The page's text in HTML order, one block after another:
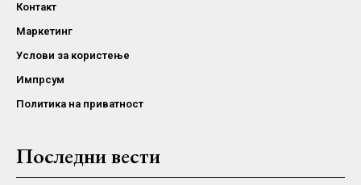
Контакт
Маркетинг
Услови за користење
Импрсум
Политика на приватност
Последни вести